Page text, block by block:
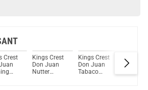
Crest
Kings Crest
Don Juan
Nutter
Kings Crest
Don Juan
Tabaco
Kings
Don